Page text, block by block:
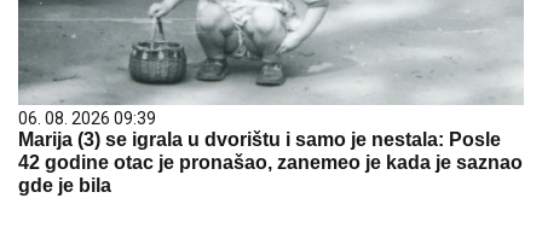
06. 08. 2026 09:39
Marija (3) se igrala u dvorištu i samo je nestala: Posle
42 godine otac je pronašao, zanemeo je kada je saznao
gde je bila